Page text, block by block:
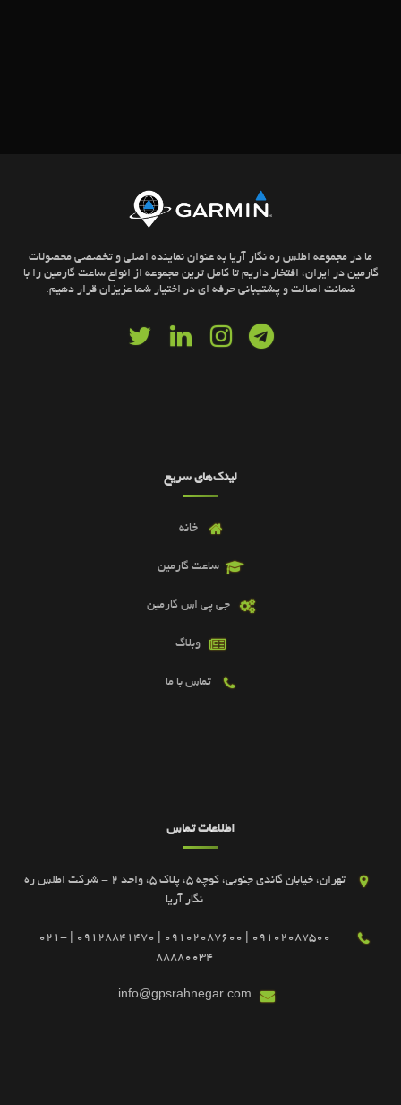
ما در مجموعه اطلس ره نگار آریا به عنوان نماینده اصلی و تخصصی محصولات
گارمین در ایران، افتخار داریم تا کامل ترین مجموعه از انواع ساعت گارمین را با
ضمانت اصالت و پشتیبانی حرفه ای در اختیار شما عزیزان قرار دهیم.
لینک‌های سریع
خانه
ساعت گارمین
جی پی اس گارمین
وبلاگ
تماس با ما
اطلاعات تماس
تهران، خیابان گاندی جنوبی، کوچه 5، پلاک 5، واحد 2 - شرکت اطلس ره
نگار آریا
09102087500 | 09102087600 | 09128841470 | 021-
88880034
info@gpsrahnegar.com